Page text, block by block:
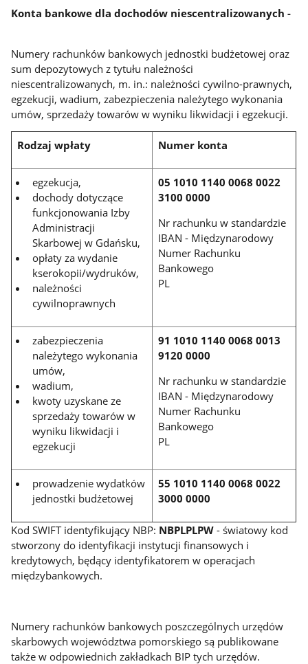
Konta bankowe dla dochodów niescentralizowanych -
Numery rachunków bankowych jednostki budżetowej oraz
sum depozytowych z tytułu należności
niescentralizowanych, m. in.: należności cywilno-prawnych,
egzekucji, wadium, zabezpieczenia należytego wykonania
umów, sprzedaży towarów w wyniku likwidacji i egzekucji.
Rodzaj wpłaty Numer konta
egzekucja,
dochody dotyczące
funkcjonowania Izby
Administracji
Skarbowej w Gdańsku,
opłaty za wydanie
kserokopii/wydruków,
należności
cywilnoprawnych
05 1010 1140 0068 0022
3100 0000
Nr rachunku w standardzie
IBAN - Międzynarodowy
Numer Rachunku
Bankowego
PL
zabezpieczenia
należytego wykonania
umów,
wadium,
kwoty uzyskane ze
sprzedaży towarów w
wyniku likwidacji i
egzekucji
91 1010 1140 0068 0013
9120 0000
Nr rachunku w standardzie
IBAN - Międzynarodowy
Numer Rachunku
Bankowego
PL
prowadzenie wydatków
jednostki budżetowej
55 1010 1140 0068 0022
3000 0000
Kod SWIFT identyfikujący NBP: NBPLPLPW - światowy kod
stworzony do identyfikacji instytucji finansowych i
kredytowych, będący identyfikatorem w operacjach
międzybankowych.
Numery rachunków bankowych poszczególnych urzędów
skarbowych województwa pomorskiego są publikowane
także w odpowiednich zakładkach BIP tych urzędów.